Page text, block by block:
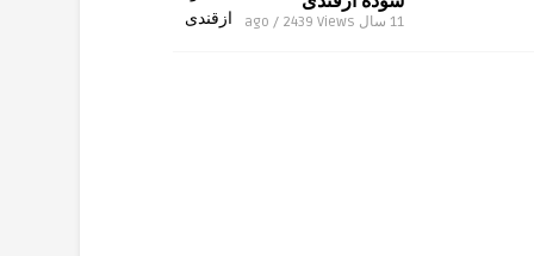
11 سال ago / 2439 Views